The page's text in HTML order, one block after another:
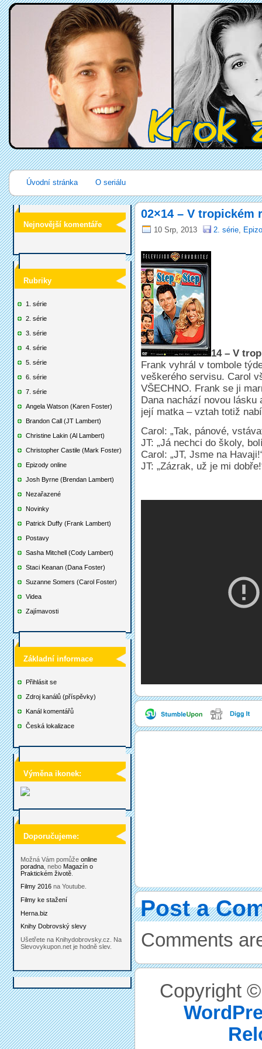
Úvodní stránka O seriálu
Nejnovější komentáře
Rubriky
1. série
2. série
3. série
4. série
5. série
6. série
7. série
Angela Watson (Karen Foster)
Brandon Call (JT Lambert)
Christine Lakin (Al Lambert)
Christopher Castile (Mark Foster)
Epizody online
Josh Byrne (Brendan Lambert)
Nezařazené
Novinky
Patrick Duffy (Frank Lambert)
Postavy
Sasha Mitchell (Cody Lambert)
Staci Keanan (Dana Foster)
Suzanne Somers (Carol Foster)
Videa
Zajímavosti
Základní informace
Přihlásit se
Zdroj kanálů (příspěvky)
Kanál komentářů
Česká lokalizace
Výměna ikonek:
Doporučujeme:
Možná Vám pomůže online
poradna , nebo Magazín o
Praktickém životě
Filmy 2016 na Youtube.
Filmy ke stažení
Herna.biz
Knihy Dobrovský slevy
Ušetřete na Knihydobrovsky.cz. Na
Slevovykupon.net je hodně slev.
02×14 – V tropickém
10 Srp, 2013 2. série,
14 – V
Frank vyhrál v tombole
veškerého servisu. Carol
VŠECHNO. Frank se ji
Dana nachází novou
její matka – vztah totiž
Carol: „Tak, pánové,
JT: „Já nechci do školy,
Carol: „JT, Jsme na
JT: „Zázrak, už je mi
Post a
Comments
Copyright